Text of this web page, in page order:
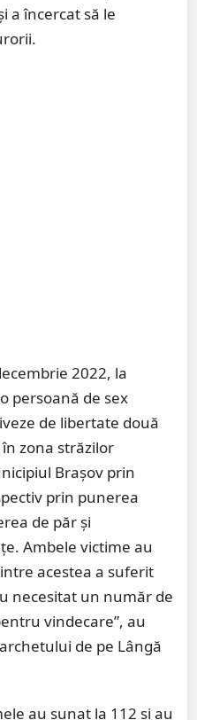
a încercat să le
2022, la
persoană de sex
de libertate două
zona străzilor
Brașov prin
prin punerea
de păr și
Ambele victime au
acestea a suferit
necesitat un număr de
vindecare”, au
de pe Lângă
au sunat la 112 și au